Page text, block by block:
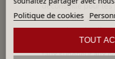
déconseillé pour les
contenir des
ne rend pas la
imperméable -
taux supérieur aux
Politique de cookies
TOUT